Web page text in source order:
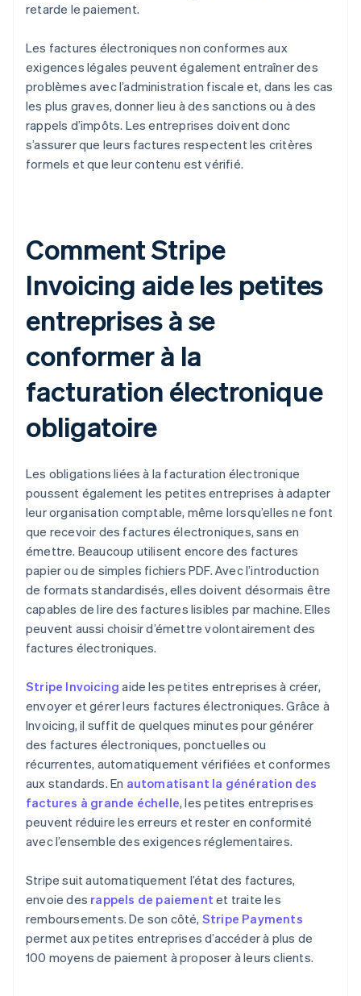
retarde le paiement.
Les factures électroniques non conformes aux
exigences légales peuvent également entraîner des
problèmes avec l’administration fiscale et, dans les cas
les plus graves, donner lieu à des sanctions ou à des
rappels d’impôts. Les entreprises doivent donc
s’assurer que leurs factures respectent les critères
formels et que leur contenu est vérifié.
Comment Stripe
Invoicing aide les petites
entreprises à se
conformer à la
facturation électronique
obligatoire
Les obligations liées à la facturation électronique
poussent également les petites entreprises à adapter
leur organisation comptable, même lorsqu’elles ne font
que recevoir des factures électroniques, sans en
émettre. Beaucoup utilisent encore des factures
papier ou de simples fichiers PDF. Avec l’introduction
de formats standardisés, elles doivent désormais être
capables de lire des factures lisibles par machine. Elles
peuvent aussi choisir d’émettre volontairement des
factures électroniques.
Stripe Invoicing aide les petites entreprises à créer,
envoyer et gérer leurs factures électroniques. Grâce à
Invoicing, il suffit de quelques minutes pour générer
des factures électroniques, ponctuelles ou
récurrentes, automatiquement vérifiées et conformes
aux standards. En automatisant la génération des
factures à grande échelle, les petites entreprises
peuvent réduire les erreurs et rester en conformité
avec l’ensemble des exigences réglementaires.
Stripe suit automatiquement l’état des factures,
envoie des rappels de paiement et traite les
remboursements. De son côté, Stripe Payments
permet aux petites entreprises d’accéder à plus de
100 moyens de paiement à proposer à leurs clients.